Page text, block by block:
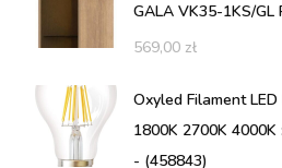
GALA VK35-1KS/GL
569,00 zł
Oxyled Filament
1800K 2700K
- (458843)